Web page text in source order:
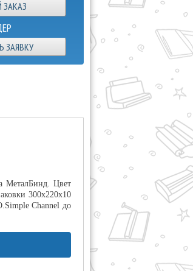
ЗАЯВКУ
МеталБинд. Цвет
300х220х10
Channel до